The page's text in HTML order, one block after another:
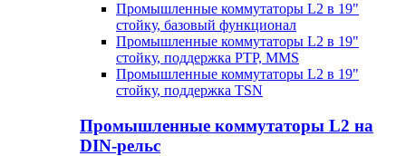
Промышленные коммутаторы L2 в 19"
стойку, базовый функционал
Промышленные коммутаторы L2 в 19"
стойку, поддержка PTP, MMS
Промышленные коммутаторы L2 в 19"
стойку, поддержка TSN
Промышленные коммутаторы L2 на
DIN-рельс